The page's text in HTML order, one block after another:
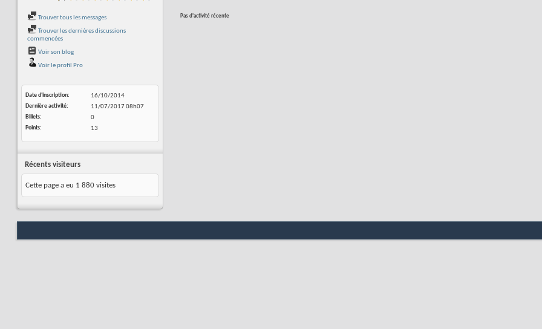
Trouver tous les messages
Trouver les dernières discussions
commencées
Voir son blog
Voir le profil Pro
Date d'inscription
16/10/2014
Dernière activité
11/07/201708h07
Billets
0
Points
13
Récents visiteurs
Cette page a eu 1 880 visites
Pas d'activité récente